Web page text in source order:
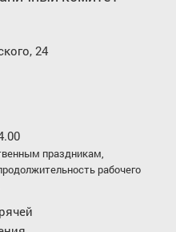
24
праздникам,
рабочего